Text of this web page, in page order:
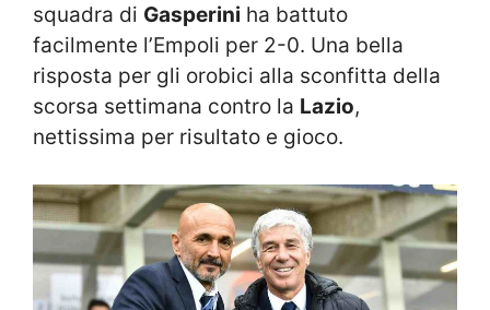
squadra di Gasperini ha battuto
facilmente l’Empoli per 2-0. Una bella
risposta per gli orobici alla sconfitta della
scorsa settimana contro la Lazio,
nettissima per risultato e gioco.